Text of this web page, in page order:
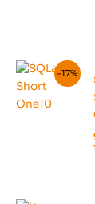
-17%